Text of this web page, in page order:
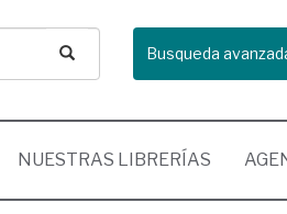
Busqueda
NUESTRAS LIBRERÍAS